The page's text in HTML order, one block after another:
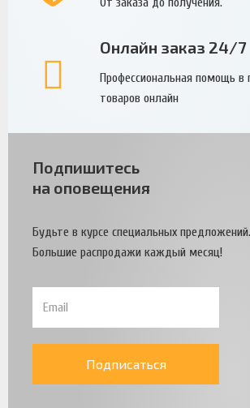
Онлайн заказ 24/7
Профессиональная помощь в
товаров онлайн
Подпишитесь
на оповещения
Будьте в курсе специальных предложений.
Большие распродажи каждый месяц!
Подписаться